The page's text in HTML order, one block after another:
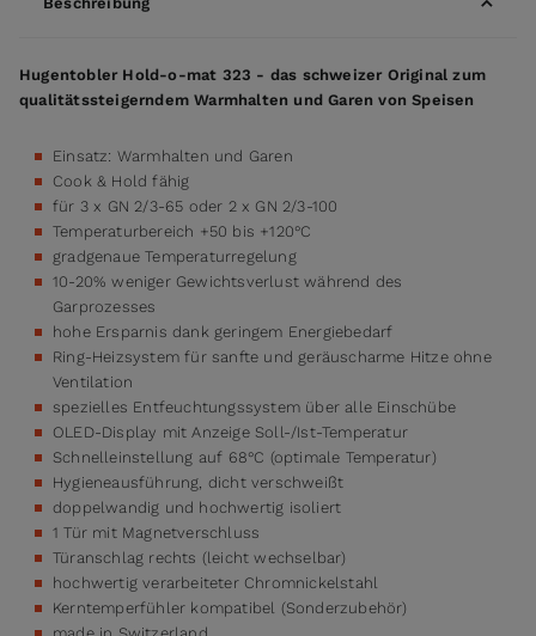
Hugentobler Hold-o-mat 323 - das schweizer Original zum
qualitätssteigerndem Warmhalten und Garen von Speisen
Einsatz: Warmhalten und Garen
Cook & Hold fähig
für 3 x GN 2/3-65 oder 2 x GN 2/3-100
Temperaturbereich +50 bis +120°C
gradgenaue Temperaturregelung
10-20% weniger Gewichtsverlust während des
Garprozesses
hohe Ersparnis dank geringem Energiebedarf
Ring-Heizsystem für sanfte und geräuscharme Hitze ohne
Ventilation
spezielles Entfeuchtungssystem über alle Einschübe
OLED-Display mit Anzeige Soll-/Ist-Temperatur
Schnelleinstellung auf 68°C (optimale Temperatur)
Hygieneausführung, dicht verschweißt
doppelwandig und hochwertig isoliert
1 Tür mit Magnetverschluss
Türanschlag rechts (leicht wechselbar)
hochwertig verarbeiteter Chromnickelstahl
Kerntemperfühler kompatibel (Sonderzubehör)